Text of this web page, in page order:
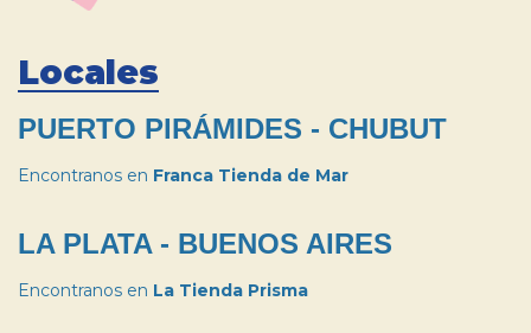
Locales
PUERTO PIRÁMIDES - CHUBUT
Encontranos en Franca Tienda de Mar
LA PLATA - BUENOS AIRES
Encontranos en La Tienda Prisma